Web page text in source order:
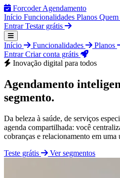
Forcoder Agendamento
Início Funcionalidades Planos Quem
EntrarTestar grátis
Início Funcionalidades Planos
EntrarCriar conta grátis
Inovação digital para todos
Agendamento
segmento.
Da beleza à saúde, de serviços
agenda compartilhada: você
cobranças e relacionamento em uma
Teste grátis
Ver segmentos